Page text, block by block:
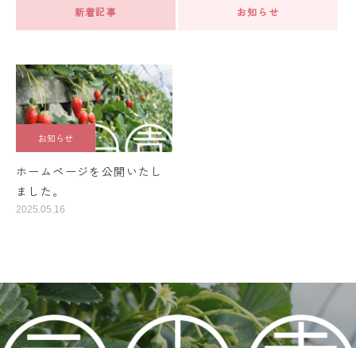
新着記事 お知らせ
お知らせ
ホームページを公開いたし
ました。
2025.05.16